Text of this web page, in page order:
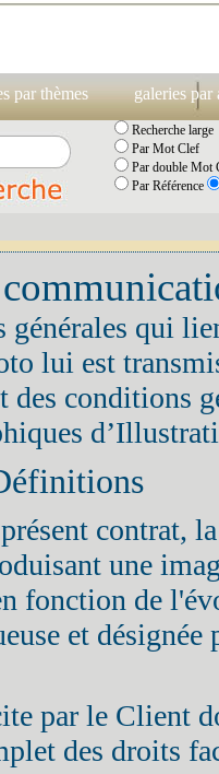
par thèmes galeries par
Recherche large
Par Mot Clef
Par double Mot
Par Référence
qui
lui est
des conditions
contrat,
une
fonction de
et
par le Client
des droits